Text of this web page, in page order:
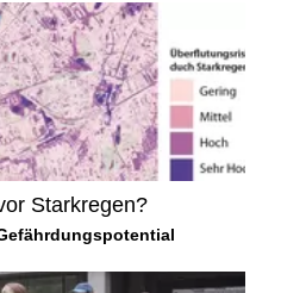
Starkregen?